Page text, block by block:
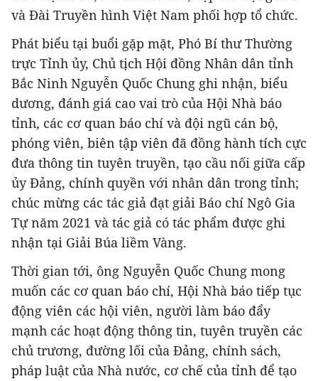
và Đài Truyền hình Việt Nam phối hợp tổ chức.
Phát biểu tại buổi gặp mặt, Phó Bí thư Thường
trực Tỉnh ủy, Chủ tịch Hội đồng Nhân dân tỉnh
Bắc Ninh Nguyễn Quốc Chung ghi nhận, biểu
dương, đánh giá cao vai trò của Hội Nhà báo
tỉnh, các cơ quan báo chí và đội ngũ cán bộ,
phóng viên, biên tập viên đã đồng hành tích cực
đưa thông tin tuyên truyền, tạo cầu nối giữa cấp
ủy Đảng, chính quyền với nhân dân trong tỉnh;
chúc mừng các tác giả đạt giải Báo chí Ngô Gia
Tự năm 2021 và tác giả có tác phẩm được ghi
nhận tại Giải Búa liềm Vàng.
Thời gian tới, ông Nguyễn Quốc Chung mong
muốn các cơ quan báo chí, Hội Nhà báo tiếp tục
động viên các hội viên, người làm báo đẩy
mạnh các hoạt động thông tin, tuyên truyền các
chủ trương, đường lối của Đảng, chính sách,
pháp luật của Nhà nước, cơ chế của tỉnh để tạo